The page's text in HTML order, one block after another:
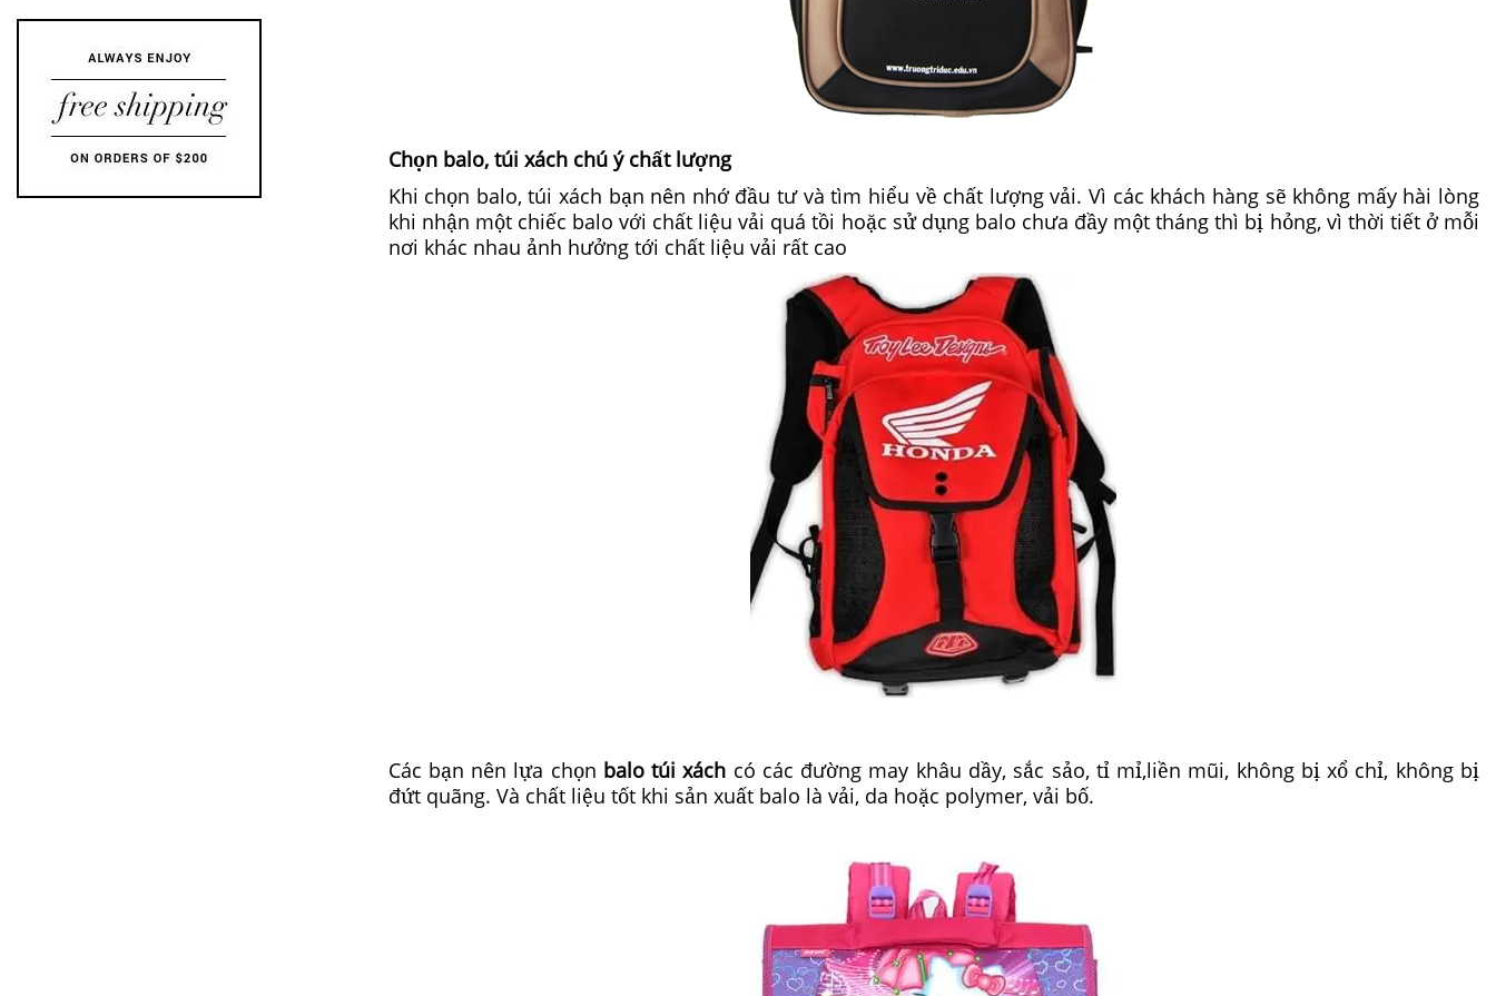
Chọn balo, túi xách chú ý chất lượng
Khi chọn balo, túi xách bạn nên nhớ đầu tư và tìm hiểu về chất lượng vải. Vì các khách hàng sẽ không mấy hài lòng
khi nhận một chiếc balo với chất liệu vải quá tồi hoặc sử dụng balo chưa đầy một tháng thì bị hỏng, vì thời tiết ở mỗi
nơi khác nhau ảnh hưởng tới chất liệu vải rất cao
Các bạn nên lựa chọn balo túi xách có các đường may khâu dầy, sắc sảo, tỉ mỉ,liền mũi, không bị xổ chỉ, không bị
đứt quãng. Và chất liệu tốt khi sản xuất balo là vải, da hoặc polymer, vải bố.